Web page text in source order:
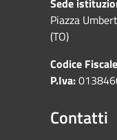
Sede
Piazza
(TO)
Codice
P.Iva:
Contatti